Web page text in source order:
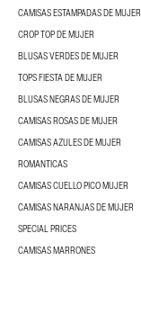
CAMISAS ESTAMPADAS DE MUJER
CROP TOP DE MUJER
BLUSAS VERDES DE MUJER
TOPS FIESTA DE MUJER
BLUSAS NEGRAS DE MUJER
CAMISAS ROSAS DE MUJER
CAMISAS AZULES DE MUJER
ROMANTICAS
CAMISAS CUELLO PICO MUJER
CAMISAS NARANJAS DE MUJER
SPECIAL PRICES
CAMISAS MARRONES